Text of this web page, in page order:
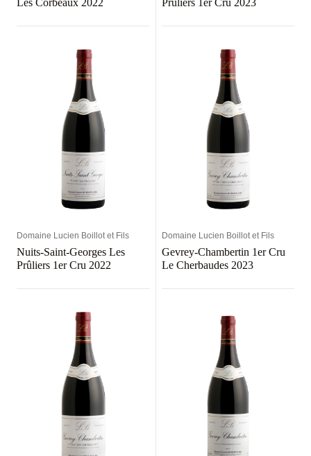
Les Corbeaux 2022 Prûliers 1er Cru 2023
Domaine Lucien Boillot et Fils
Nuits-Saint-Georges Les
Prûliers 1er Cru 2022
Domaine Lucien Boillot et Fils
Gevrey-Chambertin 1er Cru
Le Cherbaudes 2023